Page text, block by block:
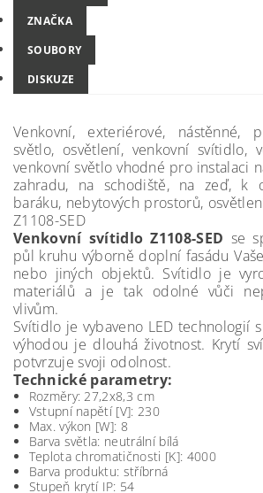
ZNAČKA
SOUBORY
DISKUZE
Venkovní, exteriérové, nástěnné,
světlo, osvětlení, venkovní svítidlo,
venkovní světlo vhodné pro instalaci
zahradu, na schodiště, na zeď, k
baráku, nebytových prostorů,
Z1108-SED
Venkovní svítidlo Z1108-SED se
půl kruhu výborně doplní fasádu
nebo jiných objektů. Svítidlo je
materiálů a je tak odolné vůči
vlivům.
Svítidlo je vybaveno LED technologií
výhodou je dlouhá životnost. Krytí
potvrzuje svoji odolnost.
Technické parametry:
Rozměry: 27,2x8,3 cm
Vstupní napětí [V]: 230
Max. výkon [W]: 8
Barva světla: neutrální bílá
Teplota chromatičnosti [K]: 4000
Barva produktu: stříbrná
Stupeň krytí IP: 54